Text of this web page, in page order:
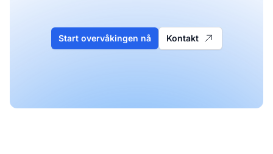
Start overvåkingen nå Kontakt